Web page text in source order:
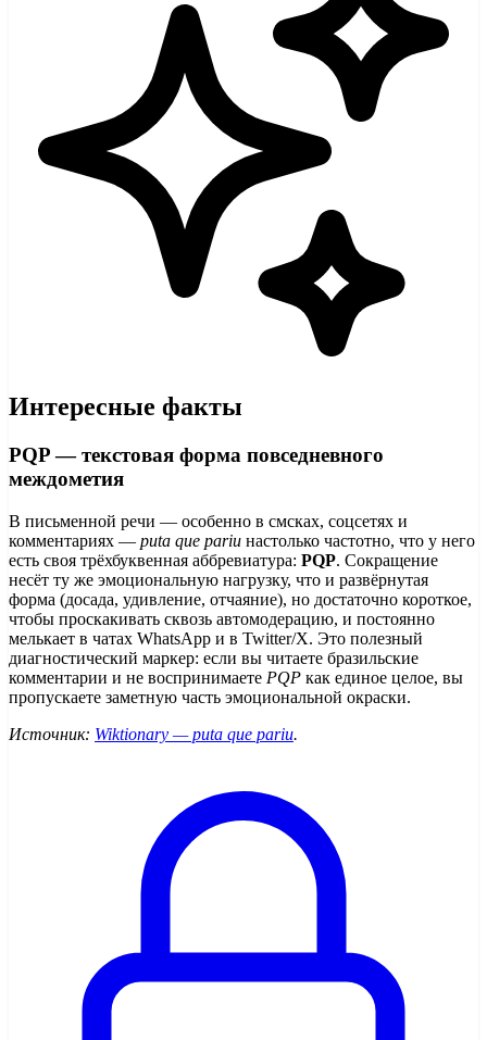
Интересные факты
PQP — текстовая форма повседневного
междометия
В письменной речи — особенно в смсках, соцсетях и
комментариях — puta que pariu настолько частотно, что у него
есть своя трёхбуквенная аббревиатура: PQP. Сокращение
несёт ту же эмоциональную нагрузку, что и развёрнутая
форма (досада, удивление, отчаяние), но достаточно короткое,
чтобы проскакивать сквозь автомодерацию, и постоянно
мелькает в чатах WhatsApp и в Twitter/X. Это полезный
диагностический маркер: если вы читаете бразильские
комментарии и не воспринимаете PQP как единое целое, вы
пропускаете заметную часть эмоциональной окраски.
Источник: Wiktionary — puta que pariu.